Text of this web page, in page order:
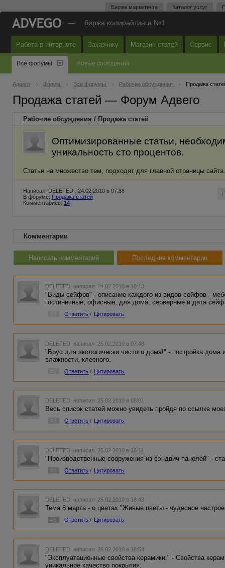
Биржа маркетинга Каталог услуг
— биржа копирайтинга №1
Работа в интернете Заказчику Магазин статей Сервис
Все форумы Новые сообщения
Адвего Форум Все форумы Рабочие обсуждения Продажа
Продажа статей — Форум Адвего
Рабочие обсуждения / Продажа статей
Оптимизированные статьи,
уникальность сто процентов.
Статьи на множество тем, подходят для главной страницы сайта.
Написал: DELETED , 24.02.2010 в 07:38
В форуме: Продажа статей
Комментариев: 14
Комментарии
Написать комментарий Последние комментарии
DELETED написал 24.02.2010 в 18:13
"Виды сейфов" - описание каждого из видов сейфов -
гостиничные, офисные, для дома, серверные и дата
Ответить / Цитировать
DELETED написал 25.02.2010 в 07:48
"Брус для экологически чистого дома!" - постройка дома
влажности, клееного.
Ответить / Цитировать
DELETED написал 25.02.2010 в 08:01
Весь список статей можно увидеть пройдя по ссылке
Ответить / Цитировать
DELETED написал 25.02.2010 в 16:11
"Производственные сооружения из сэндвич-панелей" -
#4 Ответить / Цитировать
DELETED написал 25.02.2010 в 18:43
Тема 8 марта - о цветах "Живые цветы - чудесное
#5 Ответить / Цитировать
DELETED написал 26.02.2010 в 18:54
"Эксплуатационные свойства керамики." - Свойства
уникальное качество покрытия.